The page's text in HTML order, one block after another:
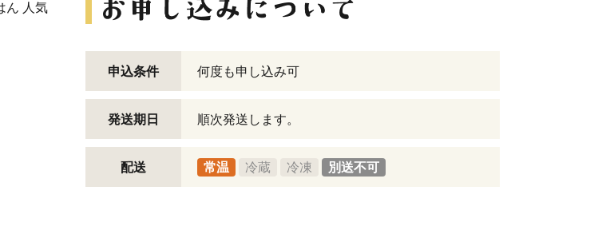
ん 人気
申込条件 何度も申し込み可
発送期日 順次発送します。
配送 常温 冷蔵 冷凍 別送不可